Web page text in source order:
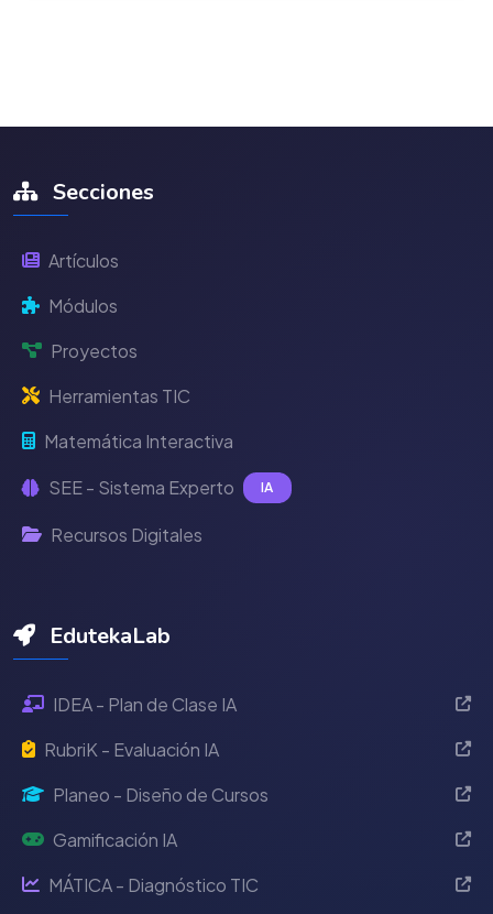
Secciones
Artículos
Módulos
Proyectos
Herramientas TIC
Matemática Interactiva
SEE - Sistema Experto IA
Recursos Digitales
EdutekaLab
IDEA - Plan de Clase IA
RubriK - Evaluación IA
Planeo - Diseño de Cursos
Gamificación IA
MÁTICA - Diagnóstico TIC